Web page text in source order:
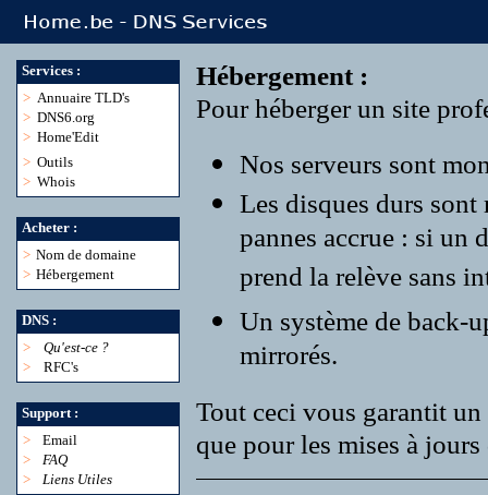
Services :
> Annuaire TLD's
> DNS6.org
> Home'Edit
> Outils
> Whois
Acheter :
> Nom de domaine
> Hébergement
DNS :
>
Qu'est-ce ?
>
RFC's
Support :
>
Email
>
FAQ
>
Liens Utiles
Hébergement :
Pour héberger un site
Nos serveurs sont
Les disques durs
pannes accrue : si un
prend la relève sans
Un système de back-
mirrorés.
Tout ceci vous garantit
que pour les mises à